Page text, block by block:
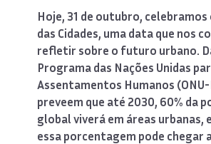
Hoje, 31 de outubro, celebramos
das Cidades, uma data que nos
refletir sobre o futuro urbano.
Programa das Nações Unidas
Assentamentos Humanos
preveem que até 2030, 60% da
global viverá em áreas urbanas,
essa porcentagem pode chegar